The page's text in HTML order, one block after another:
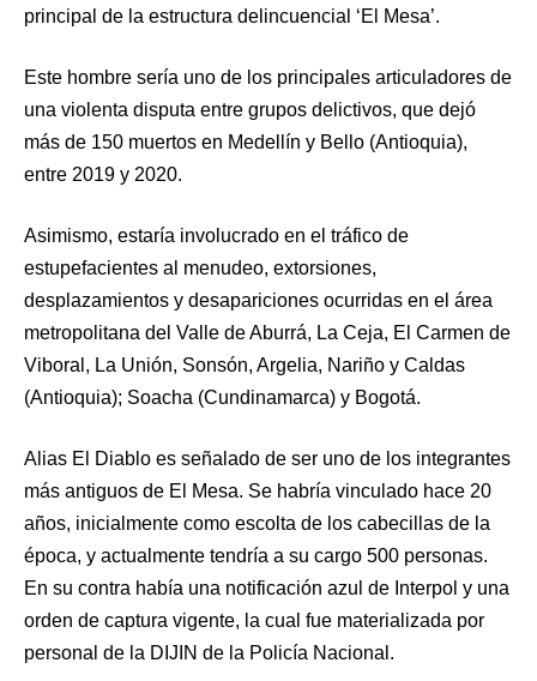
principal de la estructura delincuencial ‘El Mesa’.
Este hombre sería uno de los principales articuladores de
una violenta disputa entre grupos delictivos, que dejó
más de 150 muertos en Medellín y Bello (Antioquia),
entre 2019 y 2020.
Asimismo, estaría involucrado en el tráfico de
estupefacientes al menudeo, extorsiones,
desplazamientos y desapariciones ocurridas en el área
metropolitana del Valle de Aburrá, La Ceja, El Carmen de
Viboral, La Unión, Sonsón, Argelia, Nariño y Caldas
(Antioquia); Soacha (Cundinamarca) y Bogotá.
Alias El Diablo es señalado de ser uno de los integrantes
más antiguos de El Mesa. Se habría vinculado hace 20
años, inicialmente como escolta de los cabecillas de la
época, y actualmente tendría a su cargo 500 personas.
En su contra había una notificación azul de Interpol y una
orden de captura vigente, la cual fue materializada por
personal de la DIJIN de la Policía Nacional.